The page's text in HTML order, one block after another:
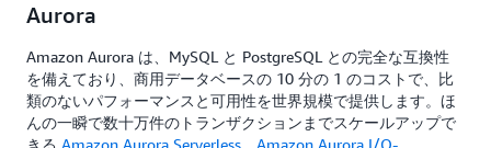
Aurora
Amazon Aurora は、MySQL と PostgreSQL との完全な互換性
を備えており、商用データベースの 10 分の 1 のコストで、比
類のないパフォーマンスと可用性を世界規模で提供します。ほ
んの一瞬で数十万件のトランザクションまでスケールアップで
きる Amazon Aurora Serverless
Amazon Aurora I/O-